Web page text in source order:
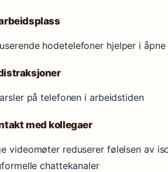
hodetelefoner hjelper i åpne
på telefonen i arbeidstiden
med kollegaer
videomøter reduserer følelsen av
chattekanaler